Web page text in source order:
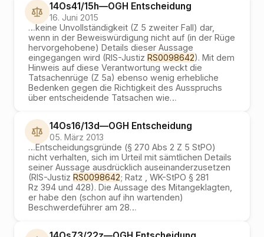
14Os41/15h—OGH Entscheidung
16. Juni 2015
…keine Unvollständigkeit (Z 5 zweiter Fall) dar,
wenn in der Beweiswürdigung nicht auf (in der Rüge
hervorgehobene) Details dieser Aussage
eingegangen wird (RIS-Justiz RS0098642). Mit dem
Hinweis auf diese Verantwortung weckt die
Tatsachenrüge (Z 5a) ebenso wenig erhebliche
Bedenken gegen die Richtigkeit des Ausspruchs
über entscheidende Tatsachen wie…
14Os16/13d—OGH Entscheidung
05. März 2013
…Entscheidungsgründe (§ 270 Abs 2 Z 5 StPO)
nicht verhalten, sich im Urteil mit sämtlichen Details
seiner Aussage ausdrücklich auseinanderzusetzen
(RIS-Justiz RS0098642; Ratz , WK-StPO § 281
Rz 394 und 428). Die Aussage des Mitangeklagten,
er habe den (schon auf ihn wartenden)
Beschwerdeführer am 28…